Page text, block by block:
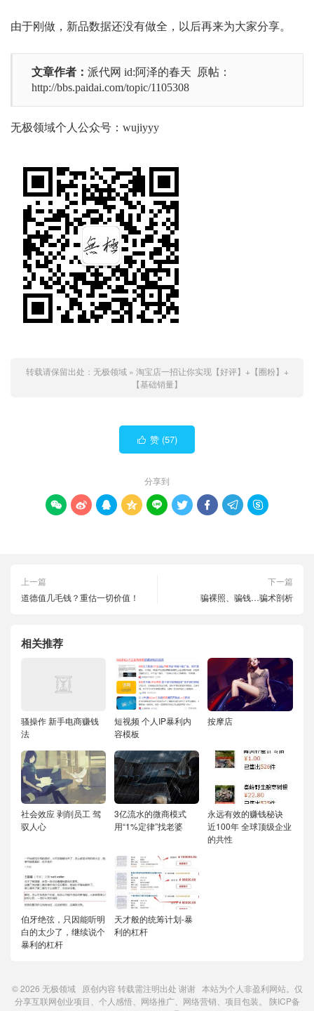
由于刚做，新品数据还没有做全，以后再来为大家分享。
文章作者： 派代网 id:阿泽的春天 原帖：
http://bbs.paidai.com/topic/1105308
无极领域个人公众号：wujiyyy
转载请保留出处： 无极领域 » 淘宝店一招让你实现【好评】+【圈粉】+
【基础销量】
 赞 (57)
分享到
        
上一篇
道德值几毛钱？重估一切价值！
下一篇
骗裸照、骗钱…骗术剖析
相关推荐
骚操作 新手电商赚钱
法
短视频 个人IP暴利内
容模板
按摩店
社会效应 剥削员工 驾
驭人心
3亿流水的微商模式
用“1%定律”找老婆
永远有效的赚钱秘诀
近100年 全球顶级企业
的共性
伯牙绝弦，只因能听明
白的太少了，继续说个
暴利的杠杆
天才般的统筹计划-暴
利的杠杆
© 2026 无极领域 原创内容 转载需注明出处 谢谢 本站为个人非盈利网站。仅
分享互联网创业项目、个人感悟、网络推广、网络营销、项目包装。 陕ICP备